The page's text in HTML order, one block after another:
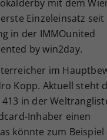
mit dem
Einzeleinsatz seit
in der IMMOunited
by win2day.
im
Kopp. Aktuell steht
in der
Inhaber einen
könnte zum Beispiel